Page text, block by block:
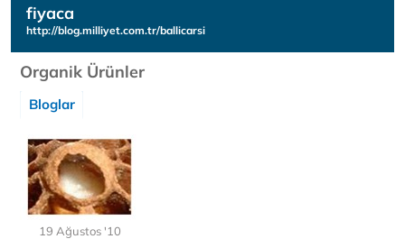
fiyaca
http://blog.milliyet.com.tr/ballicarsi
Organik Ürünler
Bloglar
19 Ağustos '10